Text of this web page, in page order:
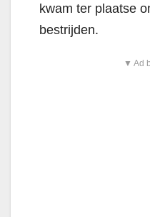
kwam ter plaatse
bestrijden.
▼ Ad